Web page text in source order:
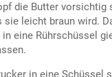
die Butter vorsichtig
sie leicht braun wird.
eine Rührschüssel
in eine Schüssel